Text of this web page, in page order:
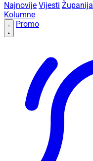
Najnovije Vijesti Županija
Kolumne
Promo